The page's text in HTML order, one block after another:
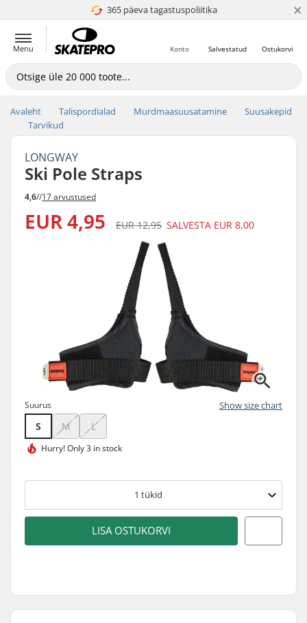
365 päeva tagastuspoliitika
4.8 paljaks 5 ×
Menu Ostukorvi
Salvestatud
Konto
Avaleht Talispordialad Murdmaasuusatamine
Suusakepid
Tarvikud
LONGWAY
Ski Pole Straps
4,6//17 arvustused
EUR 4,95 EUR 12,95 SALVESTA EUR 8,00
Suurus Show size chart
S M L
Hurry!Only 3 in stock
1 tükid
LISA OSTUKORVI